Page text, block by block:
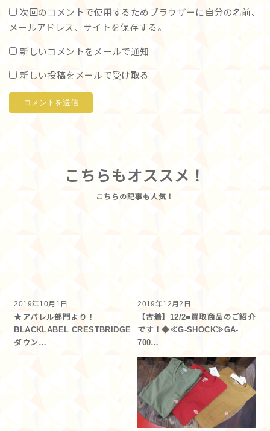
次回のコメントで使用するためブラウザーに自分の名前、
メールアドレス、サイトを保存する。
新しいコメントをメールで通知
新しい投稿をメールで受け取る
こちらもオススメ！
2019年10月1日
★アパレル部門より！
BLACKLABEL CRESTBRIDGE
ダウン…
2019年12月2日
【古着】12/2■買取商品のご紹介
です！◆≪G-SHOCK≫GA-
700…